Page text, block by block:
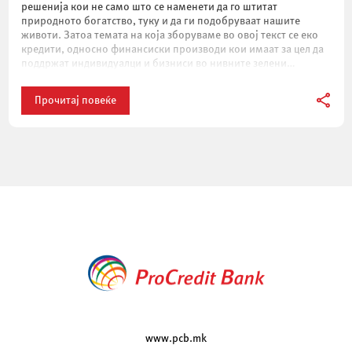
решенија кои не само што се наменети да го штитат
природното богатство, туку и да ги подобруваат нашите
животи. Затоа темата на која зборуваме во овој текст се еко
кредити, односно финансиски производи кои имаат за цел да
поддржат индивидуалци и бизниси во нивните зелени
Прочитај повеќе
www.pcb.mk